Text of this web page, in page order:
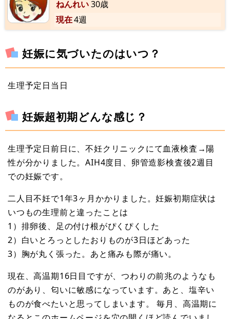
ねんれい30歳
現在4週
妊娠に気づいたのはいつ？
生理予定日当日
妊娠超初期どんな感じ？
生理予定日前日に、不妊クリニックにて血液検査→陽
性が分かりました。AIH4度目、卵管造影検査後2週目
での妊娠です。
二人目不妊で1年3ヶ月かかりました。妊娠初期症状は
いつもの生理前と違ったことは
1）排卵後、足の付け根がぴくぴくした
2）白いとろっとしたおりものが3日ほどあった
3）胸が丸く張った。あと痛みも際が痛い。
現在、高温期16日目ですが、つわりの前兆のようなも
のがあり、匂いに敏感になっています。あと、塩辛い
ものが食べたいと思ってしまいます。 毎月、高温期に